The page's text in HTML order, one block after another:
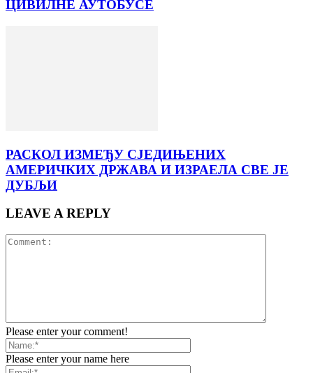
ЦИВИЛНЕ АУТОБУСЕ
РАСКОЛ ИЗМЕЂУ СЈЕДИЊЕНИХ
АМЕРИЧКИХ ДРЖАВА И ИЗРАЕЛА СВЕ ЈЕ
ДУБЉИ
LEAVE A REPLY
Please enter your comment!
Please enter your name here